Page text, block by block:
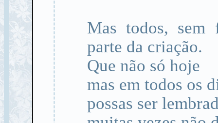
Mas todos, sem
parte da criação.
Que não só hoje
mas em todos os
possas ser